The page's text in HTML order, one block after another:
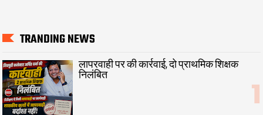
TRANDING NEWS
लापरवाही पर की कार्रवाई, दो प्राथमिक शिक्षक
निलंबित